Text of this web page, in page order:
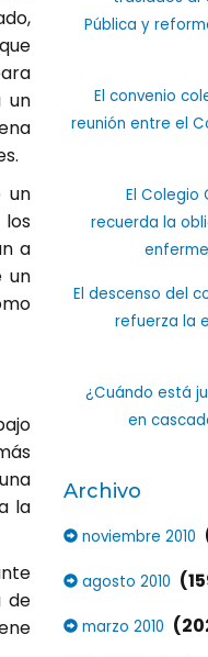
un
un
a
un
la
de
Pública y
El convenio
reunión entre el
El Colegio
recuerda la
El descenso del
refuerza la
¿Cuándo está
en
Archivo
noviembre 2010
agosto 2010
marzo 2010